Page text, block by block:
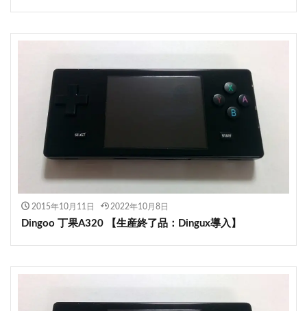
2015年10月11日 2022年10月8日
Dingoo 丁果A320 【生産終了品：Dingux導入】